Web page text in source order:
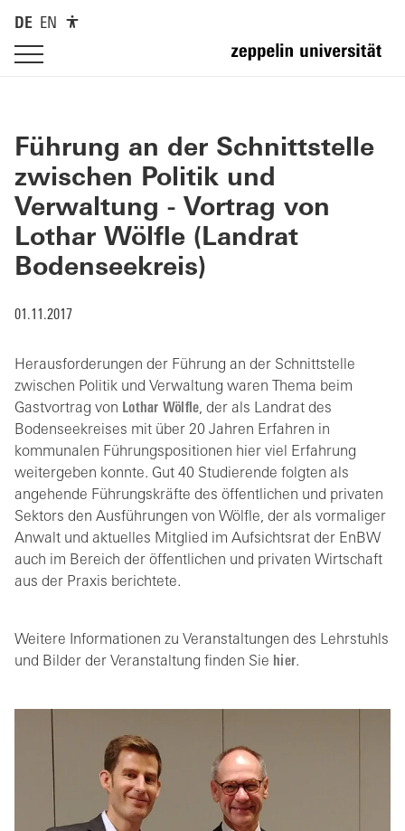
DE EN
Führung an der Schnittstelle
zwischen Politik und
Verwaltung - Vortrag von
Lothar Wölfle (Landrat
Bodenseekreis)
01.11.2017
Herausforderungen der Führung an der Schnittstelle
zwischen Politik und Verwaltung waren Thema beim
Gastvortrag von Lothar Wölfle, der als Landrat des
Bodenseekreises mit über 20 Jahren Erfahren in
kommunalen Führungspositionen hier viel Erfahrung
weitergeben konnte. Gut 40 Studierende folgten als
angehende Führungskräfte des öffentlichen und privaten
Sektors den Ausführungen von Wölfle, der als vormaliger
Anwalt und aktuelles Mitglied im Aufsichtsrat der EnBW
auch im Bereich der öffentlichen und privaten Wirtschaft
aus der Praxis berichtete.
Weitere Informationen zu Veranstaltungen des Lehrstuhls
und Bilder der Veranstaltung finden Sie hier.